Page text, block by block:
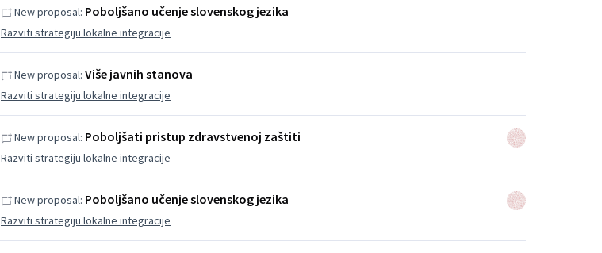
New proposal: Poboljšano učenje slovenskog jezika
Razviti strategiju lokalne integracije
New proposal: Više javnih stanova
Razviti strategiju lokalne integracije
New proposal: Poboljšati pristup zdravstvenoj zaštiti
Razviti strategiju lokalne integracije
New proposal: Poboljšano učenje slovenskog jezika
Razviti strategiju lokalne integracije